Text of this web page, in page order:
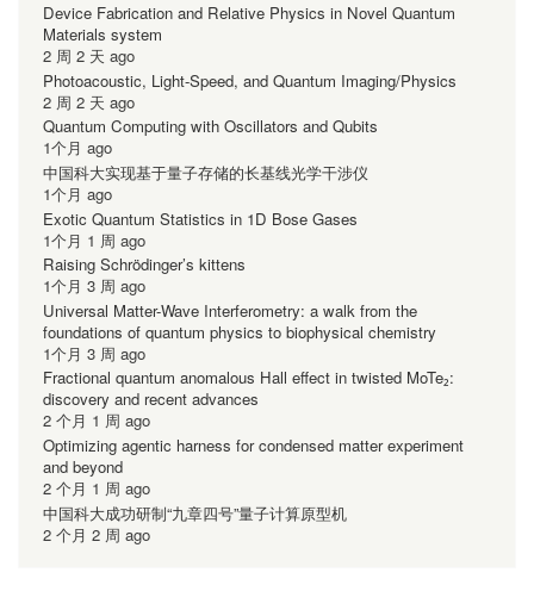
Device Fabrication and Relative Physics in Novel Quantum
Materials system
2 周 2 天 ago
Photoacoustic, Light-Speed, and Quantum Imaging/Physics
2 周 2 天 ago
Quantum Computing with Oscillators and Qubits
1个月 ago
中国科大实现基于量子存储的长基线光学干涉仪
1个月 ago
Exotic Quantum Statistics in 1D Bose Gases
1个月 1 周 ago
Raising Schrödinger’s kittens
1个月 3 周 ago
Universal Matter-Wave Interferometry: a walk from the
foundations of quantum physics to biophysical chemistry
1个月 3 周 ago
Fractional quantum anomalous Hall effect in twisted MoTe₂:
discovery and recent advances
2 个月 1 周 ago
Optimizing agentic harness for condensed matter experiment
and beyond
2 个月 1 周 ago
中国科大成功研制“九章四号”量子计算原型机
2 个月 2 周 ago